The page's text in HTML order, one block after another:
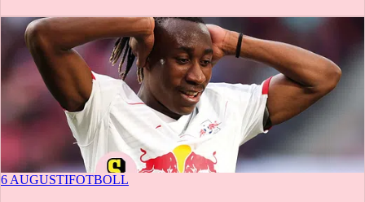
6 AUGUSTIFOTBOLL